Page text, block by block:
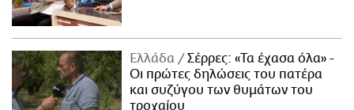
Ελλάδα
Σέρρες: «Τα έχασα όλα» -
Οι πρώτες δηλώσεις του πατέρα
και συζύγου των θυμάτων του
τροχαίου